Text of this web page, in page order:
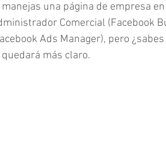
manejas una página de empresa
Comercial (Facebook
Ads Manager), pero
más claro.